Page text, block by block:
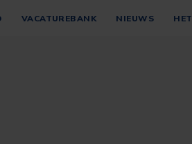
VACATUREBANK NIEUWS